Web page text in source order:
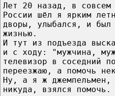
Лет 20 назад, в совсем
России шёл я ярким
дворы, улыбался, и был
жизнью.
И тут из подъезда
и с ходу: "мужчина,
телевизор в соседний
переезжаю, а помочь
Ну, а я ж джемпельмен,
никуда, взялся помочь.